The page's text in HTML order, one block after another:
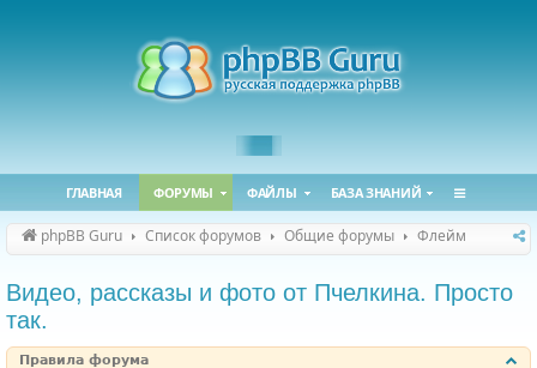
ГЛАВНАЯ ФОРУМЫ ФАЙЛЫ БАЗА ЗНАНИЙ
phpBB Guru Список форумов Общие форумы Флейм
Видео, рассказы и фото от Пчелкина. Просто
так.
Правила форума